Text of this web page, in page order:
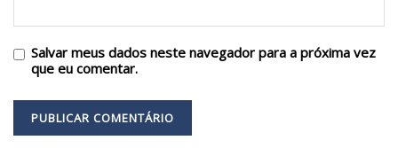
Salvar meus dados neste navegador para a próxima vez
que eu comentar.